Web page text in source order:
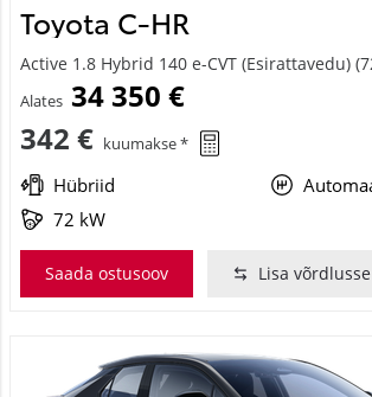
Toyota C-HR
Active 1.8 Hybrid 140 e-CVT (Esirattavedu)
Alates 34 350 €
342 € kuumakse *
Hübriid
72 kW
Saada ostusoov Lisa võrdlusse